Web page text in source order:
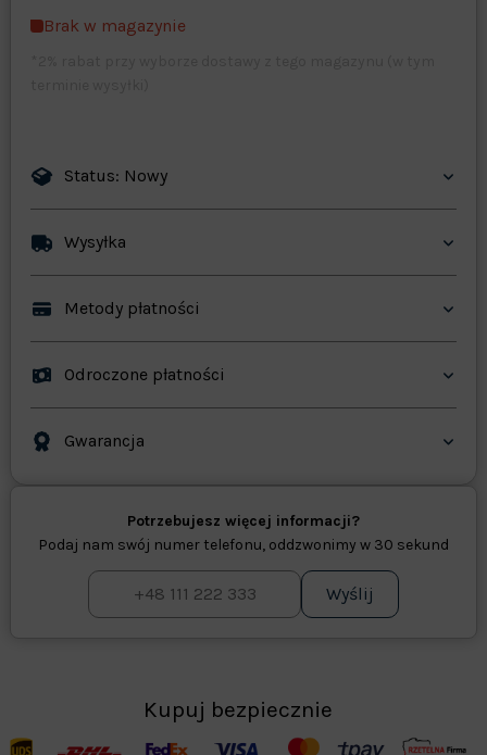
Brak w magazynie
Status: Nowy
Wysyłka
Metody płatności
Odroczone płatności
Gwarancja
Potrzebujesz więcej informacji?
Podaj nam swój numer telefonu, oddzwonimy w 30 sekund
Wyślij
Kupuj bezpiecznie